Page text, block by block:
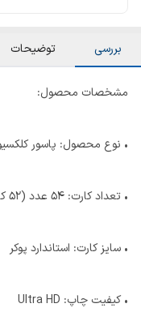
بررسی توضیحات
مشخصات محصول:
• نوع محصول: پاسور
• تعداد کارت: 54 عدد (52 کارت + 2 جوکر)
• سایز کارت: استاندارد پوکر
• کیفیت چاپ: Ultra HD